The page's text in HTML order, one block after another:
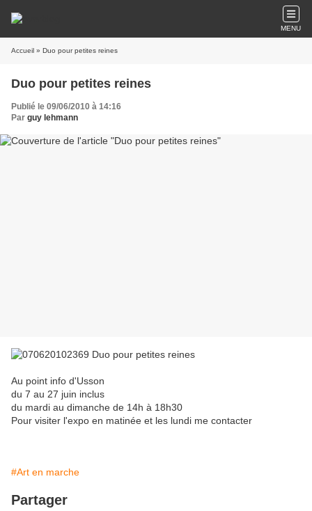
MENU
Accueil » Duo pour petites reines
Duo pour petites reines
Publié le 09/06/2010 à 14:16
Par guy lehmann
Au point info d'Usson
du 7 au 27 juin inclus
du mardi au dimanche de 14h à 18h30
Pour visiter l'expo en matinée et les lundi me contacter
#Art en marche
Partager